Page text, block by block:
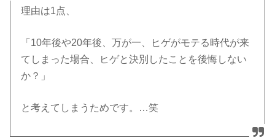
理由は1点、
「10年後や20年後、万が一、ヒゲがモテる時代が来
てしまった場合、ヒゲと決別したことを後悔しない
か？」
と考えてしまうためです。…笑